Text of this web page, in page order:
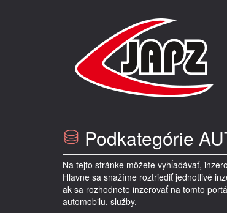
Podkategórie
Na tejto stránke môžete vyhĺadávať,
Hlavne sa snažíme roztriediť jednotlivé
ak sa rozhodnete inzerovať na tomto
automobilu, služby.